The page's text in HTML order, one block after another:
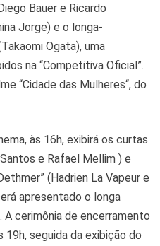
Bauer e Ricardo
Jorge) e o longa-
Ogata), uma
na “Competitiva Oficial”.
“Cidade das Mulheres“, do
às 16h, exibirá os curtas
e Rafael Mellim ) e
(Hadrien La Vapeur e
apresentado o longa
A cerimônia de encerramento
seguida da exibição do